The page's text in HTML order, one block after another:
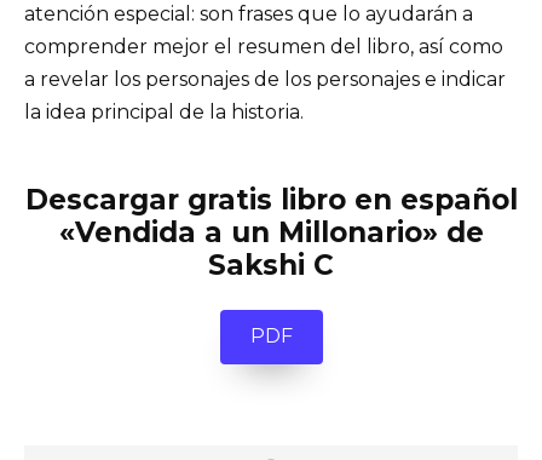
atención especial: son frases que lo ayudarán a
comprender mejor el resumen del libro, así como
a revelar los personajes de los personajes e indicar
la idea principal de la historia.
Descargar gratis libro en español
«Vendida a un Millonario» de
Sakshi C
PDF